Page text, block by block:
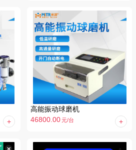
高能振动球磨机
46800.00元/台